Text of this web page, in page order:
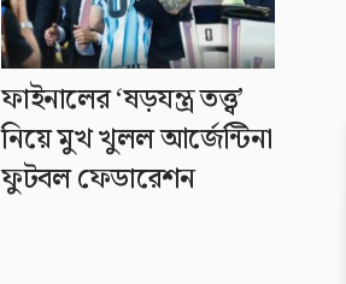
ফাইনালের ‘ষড়যন্ত্র তত্ত্ব’
নিয়ে মুখ খুলল আর্জেন্টিনা
ফুটবল ফেডারেশন